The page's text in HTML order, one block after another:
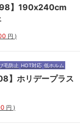
】190x240cm
円 )
毛防止 HOT対応 低ホルム
】ホリデープラス
円 )